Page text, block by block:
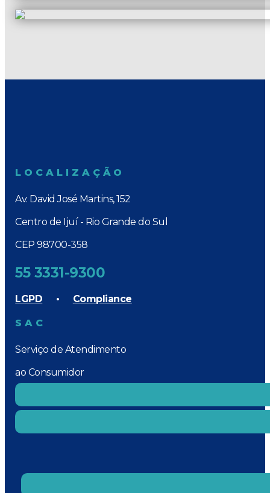
LOCALIZAÇÃO
Av. David José Martins, 152
Centro de Ijuí - Rio Grande do Sul
CEP 98700-358
55 3331-9300
LGPD • Compliance
SAC
Serviço de Atendimento
ao Consumidor